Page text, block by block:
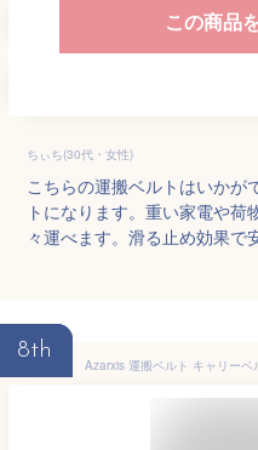
この商品
ちぃち(30代・女性)
こちらの運搬ベルトはいかが
トになります。重い家電や
々運べます。滑る止め効果で
8th